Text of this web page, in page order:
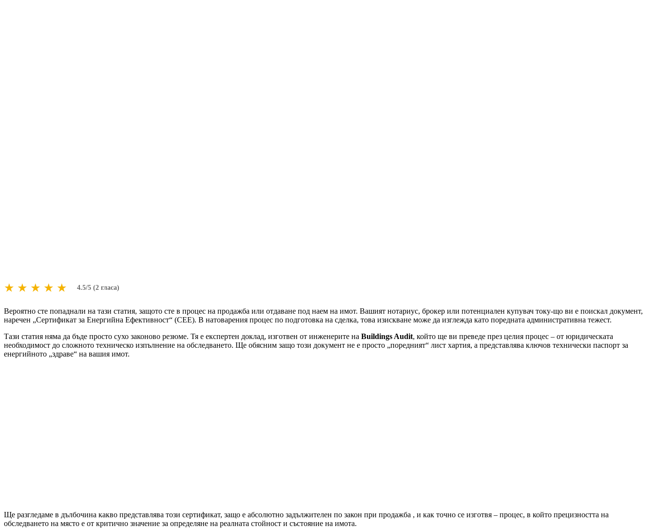
★
★
★
★
★ 4.5/5 (2 гласа)
Вероятно сте попаднали на тази статия, защото сте в процес на продажба или отдаване под наем на имот. Вашият нотариус, брокер или потенциален купувач току-що ви е поискал документ,
наречен „Сертификат за Енергийна Ефективност“ (СЕЕ). В натоварения процес по подготовка на сделка, това изискване може да изглежда като поредната административна тежест.
Тази статия няма да бъде просто сухо законово резюме. Тя е експертен доклад, изготвен от инженерите на Buildings Audit, който ще ви преведе през целия процес – от юридическата
необходимост до сложното техническо изпълнение на обследването. Ще обясним защо този документ не е просто „поредният“ лист хартия, а представлява ключов технически паспорт за
енергийното „здраве“ на вашия имот.
Ще разгледаме в дълбочина какво представлява този сертификат, защо е абсолютно задължителен по закон при продажба , и как точно се изготвя – процес, в който прецизността на
обследването на място е от критично значение за определяне на реалната стойност и състояние на имота.